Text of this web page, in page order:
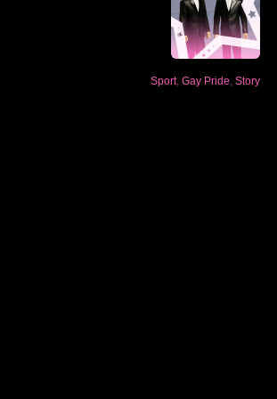
Sport, Gay Pride Story